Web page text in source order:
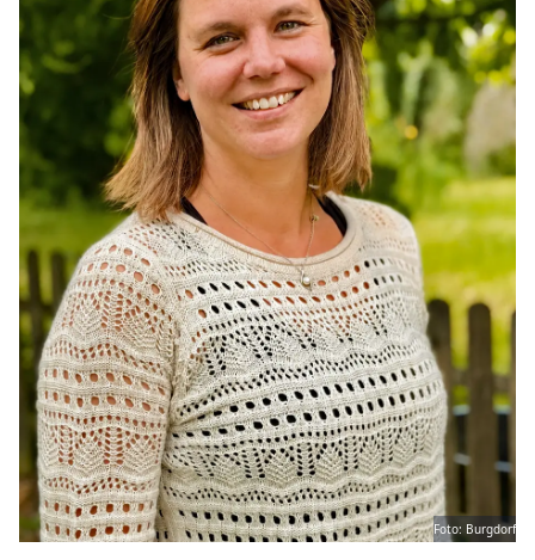
Foto: Burgdorf